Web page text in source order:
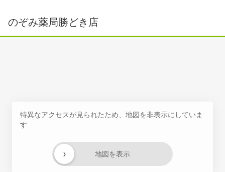
のぞみ薬局勝どき店
特異なアクセスが見られたため、地図を非表示にしていま
す
地図を表示
›